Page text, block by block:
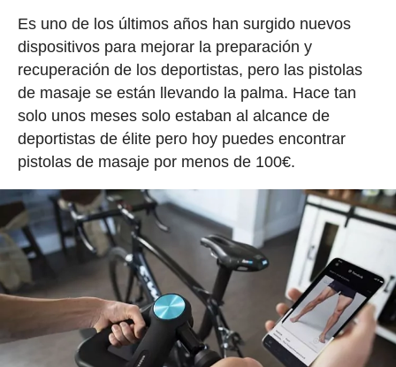
Es uno de los últimos años han surgido nuevos
dispositivos para mejorar la preparación y
recuperación de los deportistas, pero las pistolas
de masaje se están llevando la palma. Hace tan
solo unos meses solo estaban al alcance de
deportistas de élite pero hoy puedes encontrar
pistolas de masaje por menos de 100€.